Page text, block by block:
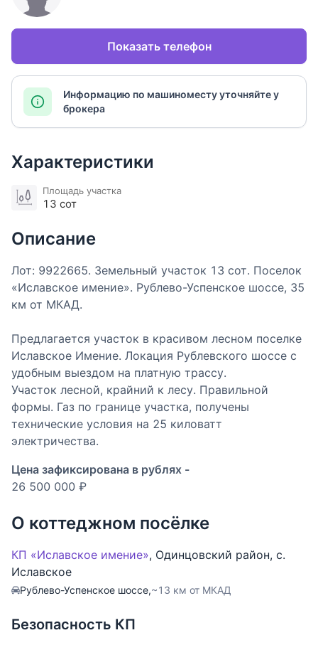
Показать телефон
Информацию по машиноместу уточняйте у
брокера
Характеристики
Площадь участка
13 сот
Описание
Лот: 9922665. Земельный участок 13 cот. Поселок
«Иславское имение». Рублево-Успенское шоссе, 35
км от МКАД.
Предлагается участок в красивом лесном поселке
Иславское Имение. Локация Рублевского шоссе с
удобным выездом на платную трассу.
Участок лесной, крайний к лесу. Правильной
формы. Газ по границе участка, получены
технические условия на 25 киловатт
электричества.
Цена зафиксирована в рублях -
26 500 000 ₽
О коттеджном посёлке
КП «Иславское имение», Одинцовский район, с.
Иславское
Рублево-Успенское шоссе,~13 км от МКАД
Безопасность КП